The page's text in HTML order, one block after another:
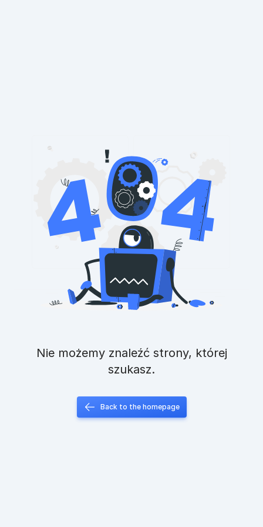
Nie możemy znaleźć strony, której
szukasz.
Back to the homepage